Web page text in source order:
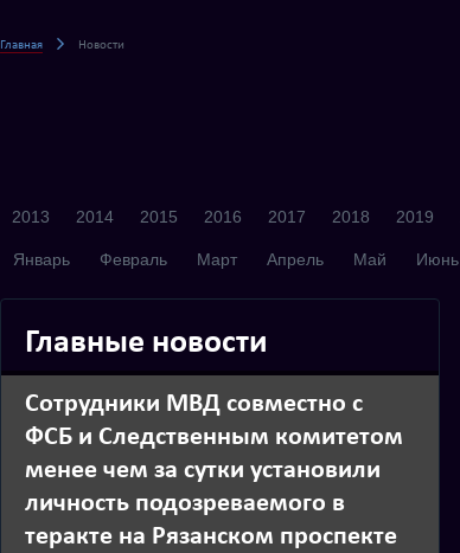
Главная Новости
2013 2014 2015 2016 2017 2018 2019
Январь Февраль Март Апрель Май Июнь
Главные новости
Сотрудники МВД совместно с
ФСБ и Следственным комитетом
менее чем за сутки установили
личность подозреваемого в
теракте на Рязанском проспекте